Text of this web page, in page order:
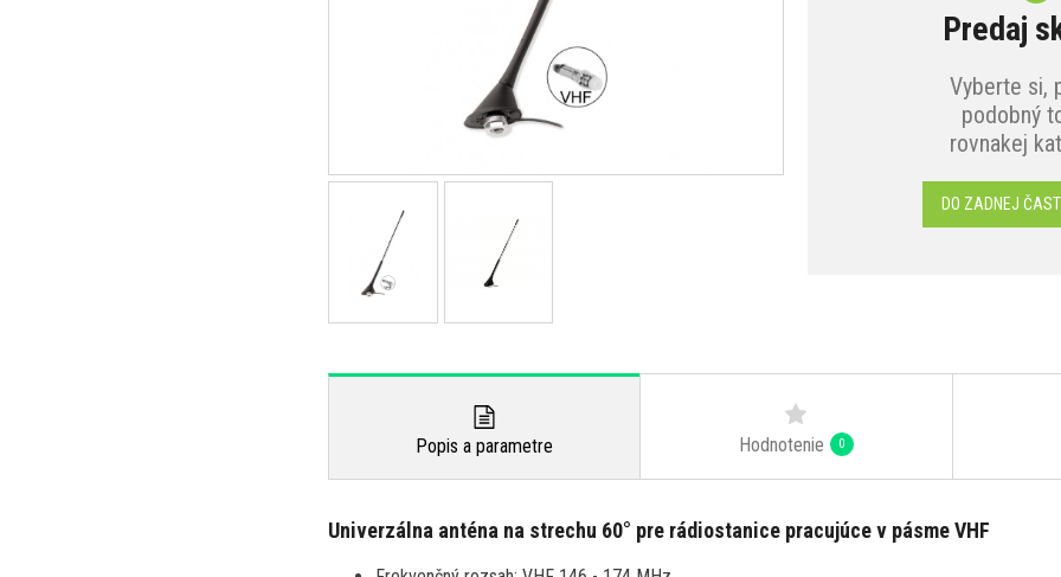
Predaj
Vyberte si,
podobný
rovnakej
DO ZADNEJ
Popis a parametre Hodnotenie 0
Univerzálna anténa na strechu 60° pre rádiostanice pracujúce v pásme VHF